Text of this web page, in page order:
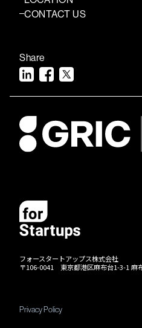
フォースタートアップス株式会社
〒106-0041 東京都港区麻布台1-3-1 麻
Privacy Policy
CONTACT US
Share